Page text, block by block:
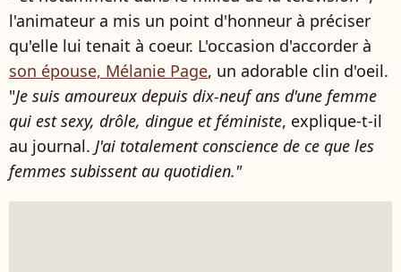
l'animateur a mis un point d'honneur à préciser
qu'elle lui tenait à coeur. L'occasion d'accorder à
son épouse, Mélanie Page, un adorable clin d'oeil.
"Je suis amoureux depuis dix-neuf ans d'une femme
qui est sexy, drôle, dingue et féministe, explique-t-il
au journal. J'ai totalement conscience de ce que les
femmes subissent au quotidien."